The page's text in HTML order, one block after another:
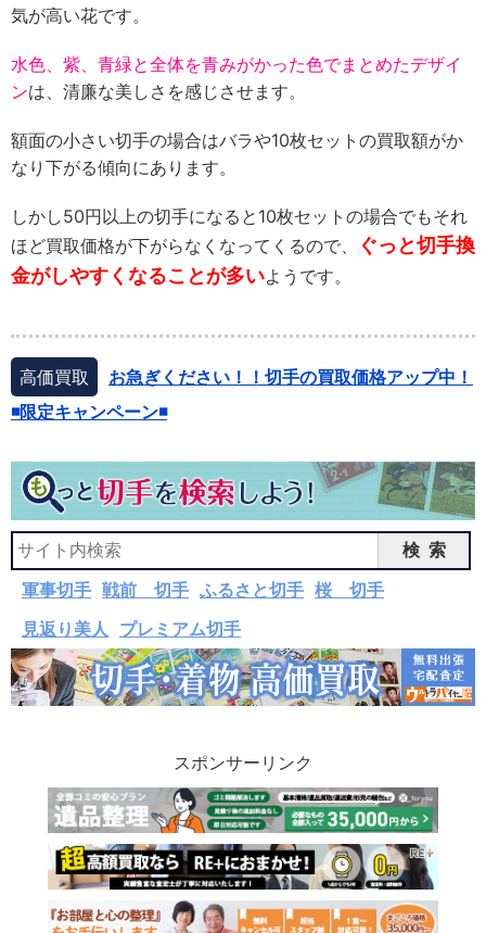
気が高い花です。
水色、紫、青緑と全体を青みがかった色でまとめたデザイ
ンは、清廉な美しさを感じさせます。
額面の小さい切手の場合はバラや10枚セットの買取額がか
なり下がる傾向にあります。
しかし50円以上の切手になると10枚セットの場合でもそれ
ほど買取価格が下がらなくなってくるので、
ぐっと切手換
金がしやすくなることが多いようです。
高価買取
お急ぎください！！切手の買取価格アップ中！
◾️限定キャンペーン◾️
検索
軍事切手 戦前 切手 ふるさと切手 桜 切手
見返り美人 プレミアム切手
スポンサーリンク